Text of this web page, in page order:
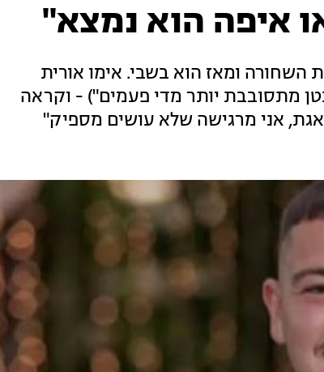
איפה הוא נמצא"
ומאז הוא בשבי. אימו אורית
מתסובבת יותר מדי פעמים") - וקראה
אני מרגישה שלא עושים מספיק"